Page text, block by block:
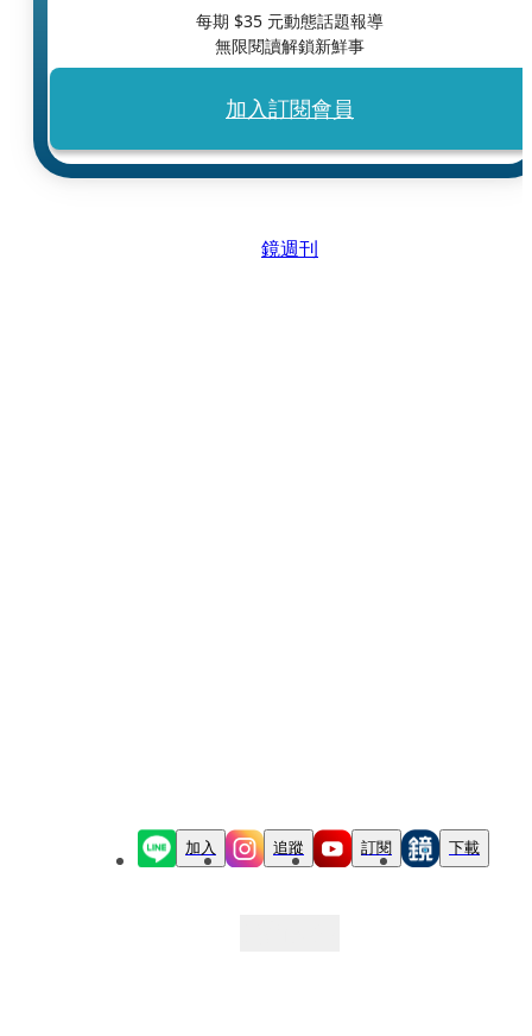
每期 $35 元動態話題報導
無限閱讀解鎖新鮮事
加入訂閱會員
鏡週刊
加入 追蹤 訂閱 下載